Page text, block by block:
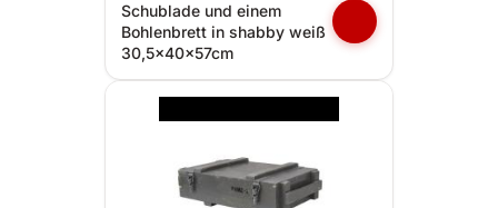
Schublade und einem
Bohlenbrett in shabby weiß
30,5x40x57cm